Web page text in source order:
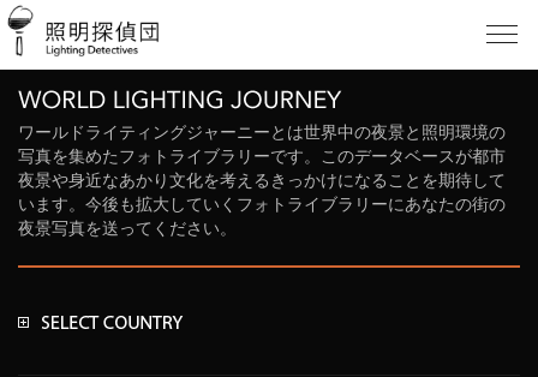
ワールドライティングジャーニーとは世界中の夜景と照明環境の
写真を集めたフォトライブラリーです。このデータベースが都市
夜景や身近なあかり文化を考えるきっかけになることを期待して
います。今後も拡大していくフォトライブラリーにあなたの街の
夜景写真を送ってください。